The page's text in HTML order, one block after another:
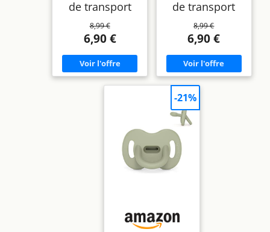
de transport
8,99 €
6,90 €
de transport
8,99 €
6,90 €
-21%